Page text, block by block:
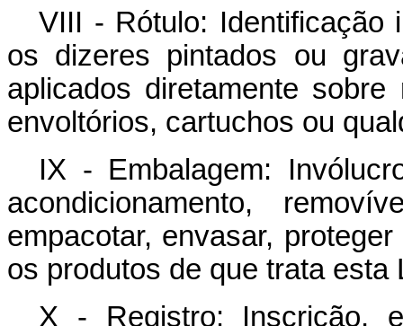
VIII - Rótulo: Identificação
os dizeres pintados ou
aplicados diretamente
envoltórios, cartuchos ou
IX - Embalagem:
acondicionamento,
empacotar, envasar,
os produtos de que trata esta
X - Registro: Inscrição,